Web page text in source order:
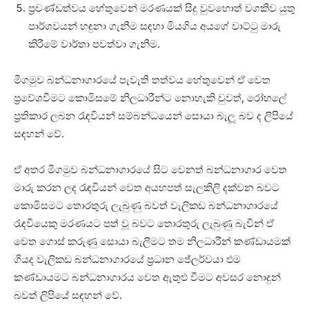
ප්‍රචණ්ඩත්වය හේතුවෙන් මරණයක් සිදු වුවහොත් වගකිව යුතු
පාර්ශවයන් හඳුනා ගැනීම සඳහා මියගිය අයගේ වාට්ටු මාරු
කිරීමේ වාර්තා පවත්වා ගැනීම.
මීගමුව බන්ධනාගාරයේ පැවැති තත්වය හේතුවෙන් ඒ වෙත
ප්‍රවේශවීමට කොමිසමේ නිලධාරීන්ට නොහැකි වුවත්, රෝහලේ
ප්‍රතිකාර ලබන රැඳවියන් සම්බන්ධයෙන් සොයා බැලූ බව ද ලිපියේ
සඳහන් වේ.
ඒ අතර මීගමුව බන්ධනාගාරයේ සිට වෙනත් බන්ධනාගාර වෙත
මාරු කරන ලද රැඳවියන් වෙත අයහපත් සැලකිලි දක්වන බවට
කොමිසමට තොරතුරු ලැබුණු බවත් වැලිකඩ බන්ධනාගාරයේ
රැඳවියෙකු මරණයට පත් වූ බවට තොරතුරු ලැබුණු බැවින් ඒ
වෙත ගොස් කරුණු සොයා බැලීමට තම නිලධාරීන් කණ්ඩායමක්
ගියද වැලිකඩ බන්ධනාගාරයේ ප්‍රධාන ජේලර්වයා එම
කණ්ඩායමට බන්ධනාගාරය වෙත ඇතුළු වීමට අවසර නොදුන්
බවත් ලිපියේ සඳහන් වේ.